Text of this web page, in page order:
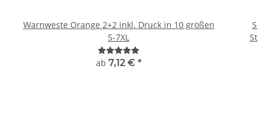
Warnweste Orange 2+2 inkl. Druck in 10 größen
S-7XL
ab 7,12 € *